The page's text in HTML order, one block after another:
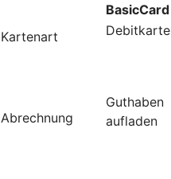
BasicCard
Kartenart
Debitkarte
Abrechnung
Guthaben
aufladen